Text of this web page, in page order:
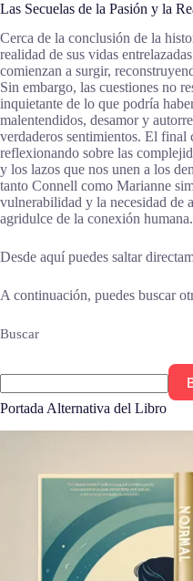
Las Secuelas de la Pasión y la
Cerca de la conclusión de la
realidad de sus vidas
comienzan a surgir,
Sin embargo, las cuestiones no
inquietante de lo que podría
malentendidos, desamor y
verdaderos sentimientos. El final
reflexionando sobre las
y los lazos que nos unen a los
tanto Connell como Marianne
vulnerabilidad y la necesidad de
agridulce de la conexión humana.
Desde aquí puedes saltar
A continuación, puedes buscar
Buscar
Portada Alternativa del Libro